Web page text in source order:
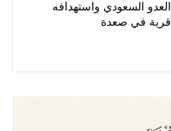
العدو السعودي واستهدافه
قرية في صعدة